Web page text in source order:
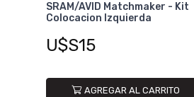
SRAM/AVID Matchmaker - Kit
Colocacion Izquierda
U$S15
AGREGAR AL CARRITO